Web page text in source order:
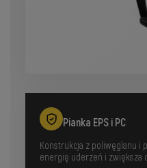
Pianka EPS i PC
Konstrukcja z poliwęglanu i
energię uderzeń i zwiększa